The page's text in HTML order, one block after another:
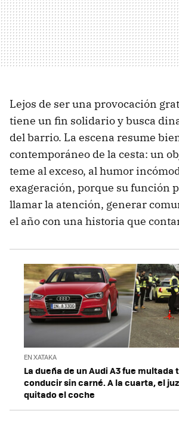
Lejos de ser una provocación
tiene un fin solidario y busca
del barrio. La escena resume
contemporáneo de la cesta: un
teme al exceso, al humor
exageración, porque su función
llamar la atención, generar
el año con una historia que
EN XATAKA
La dueña de un Audi A3 fue multada
conducir sin carné. A la cuarta, el
quitado el coche